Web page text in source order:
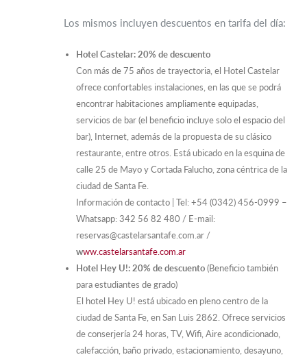
Los mismos incluyen descuentos en tarifa del día:
Hotel Castelar: 20% de descuento
Con más de 75 años de trayectoria, el Hotel Castelar
ofrece confortables instalaciones, en las que se podrá
encontrar habitaciones ampliamente equipadas,
servicios de bar (el beneficio incluye solo el espacio del
bar), Internet, además de la propuesta de su clásico
restaurante, entre otros. Está ubicado en la esquina de
calle 25 de Mayo y Cortada Falucho, zona céntrica de la
ciudad de Santa Fe.
Información de contacto | Tel: +54 (0342) 456-0999 –
Whatsapp: 342 56 82 480 / E-mail:
reservas@castelarsantafe.com.ar /
www.castelarsantafe.com.ar
Hotel Hey U!: 20% de descuento(Beneficio también
para estudiantes de grado)
El hotel Hey U! está ubicado en pleno centro de la
ciudad de Santa Fe, en San Luis 2862. Ofrece servicios
de conserjería 24 horas, TV, Wifi, Aire acondicionado,
calefacción, baño privado, estacionamiento, desayuno,